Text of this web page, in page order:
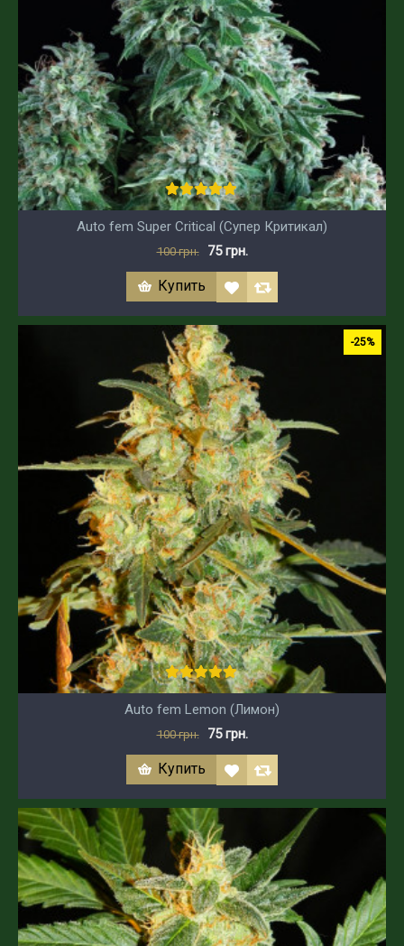
Auto fem Super Critical (Супер Критикал)
100 грн. 75 грн.
Купить
-25%
Auto fem Lemon (Лимон)
100 грн. 75 грн.
Купить